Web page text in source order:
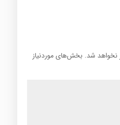
نخواهد شد. بخش‌های موردنیاز